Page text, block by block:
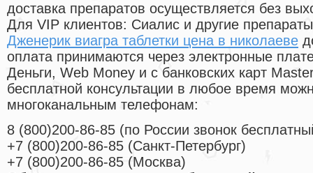
доставка препаратов осуществляется без
Для VIP клиентов: Сиалис и другие
Дженерик виагра таблетки цена в николаеве
оплата принимаются через электронные
Деньги, Web Money и с банковских карт
бесплатной консультации в любое время
многоканальным телефонам:
8 (800)200-86-85 (по России звонок
+7 (800)200-86-85 (Санкт-Петербург)
+7 (800)200-86-85 (Москва)